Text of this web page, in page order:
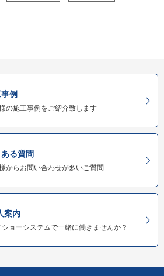
例
の施工事例をご紹介致します
ある質問
からお問い合わせが多いご質問
案内
ショーシステムで一緒に働きませんか？